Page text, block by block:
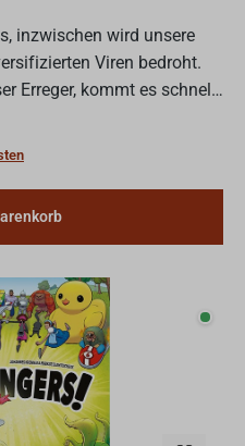
inzwischen wird unsere
Viren bedroht.
Erreger, kommt es schnell
weltbedrohenden...
Auf